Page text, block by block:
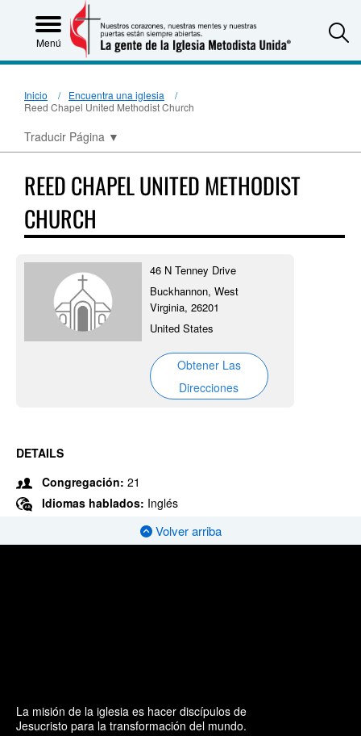
Menú
Inicio
Encuentra una iglesia
Reed Chapel United Methodist Church
Traducir Página ▼
REED CHAPEL UNITED METHODIST
CHURCH
46 N Tenney Drive
Buckhannon, West
Virginia, 26201
United States
Obtener Las
Direcciones
DETAILS
Congregación: 21
Idiomas hablados: Inglés
Volver arriba
La misión de la iglesia es hacer discípulos de
Jesucristo para la transformación del mundo.